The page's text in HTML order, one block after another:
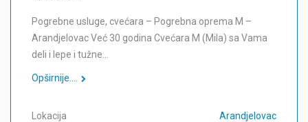
Pogrebne usluge, cvećara – Pogrebna oprema M –
Arandjelovac Već 30 godina Cvećara M (Mila) sa Vama
deli i lepe i tužne…
Opširnije....
Lokacija Arandjelovac